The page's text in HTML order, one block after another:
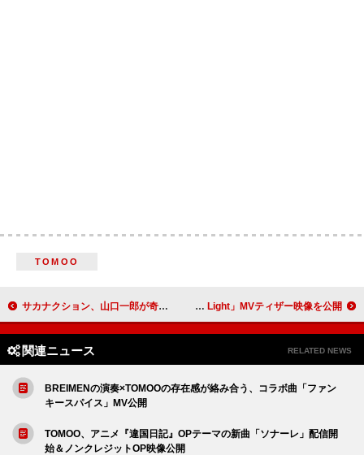
TOMOO
サカナクション、山口一郎が奇怪な踊りを披露する「いらない」MVティザー公開 STARGLOW、緊張感が漂う「Green Light」MVティザー映像を公開
関連ニュース RELATED NEWS
BREIMENの演奏×TOMOOの存在感が絡み合う、コラボ曲「ファン
キースパイス」MV公開
TOMOO、アニメ『違国日記』OPテーマの新曲「ソナーレ」配信開
始＆ノンクレジットOP映像公開